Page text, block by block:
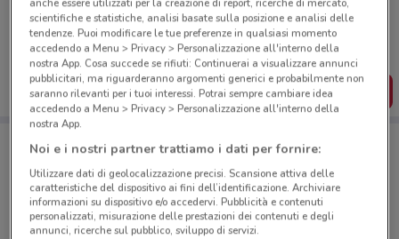
Porta DoveConviene sempre con te!
Puoi trovare le migliori offerte dei negozi vicino a te,
salvarle e creare la tua lista del risparmio, comodamente
dal tuo cellulare.
SCARICA L’APP
Negozi Jeep a Roma
anche essere utilizzati per la creazione di report, ricerche di mercato,
scientifiche e statistiche, analisi basate sulla posizione e analisi delle
tendenze. Puoi modificare le tue preferenze in qualsiasi momento
accedendo a Menu > Privacy > Personalizzazione all'interno della
nostra App. Cosa succede se rifiuti: Continuerai a visualizzare annunci
pubblicitari, ma riguarderanno argomenti generici e probabilmente non
saranno rilevanti per i tuoi interessi. Potrai sempre cambiare idea
accedendo a Menu > Privacy > Personalizzazione all'interno della
nostra App.
Noi e i nostri partner trattiamo i dati per fornire:
Utilizzare dati di geolocalizzazione precisi. Scansione attiva delle
caratteristiche del dispositivo ai fini dell’identificazione. Archiviare
informazioni su dispositivo e/o accedervi. Pubblicità e contenuti
personalizzati, misurazione delle prestazioni dei contenuti e degli
annunci, ricerche sul pubblico, sviluppo di servizi.